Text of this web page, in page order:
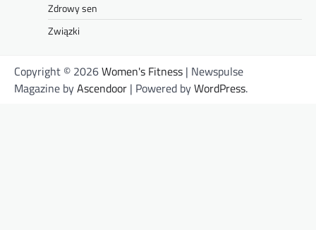
Zdrowy sen
Związki
Copyright © 2026Women's Fitness | Newspulse
Magazine byAscendoor | Powered byWordPress.